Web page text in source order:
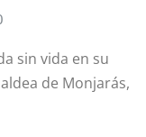
sin vida en su
de Monjarás,